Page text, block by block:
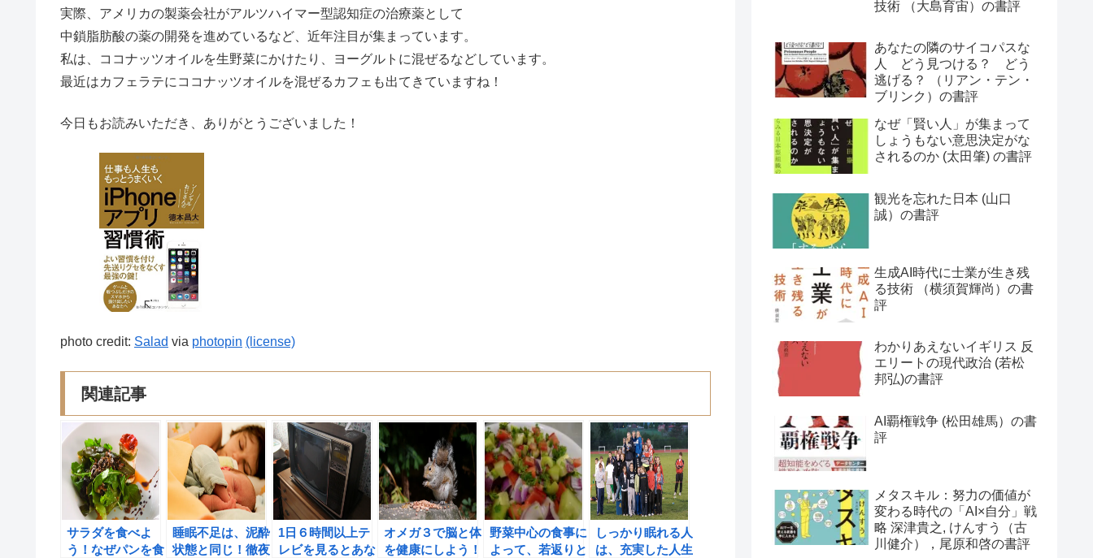
実際、アメリカの製薬会社がアルツハイマー型認知症の治療薬として
中鎖脂肪酸の薬の開発を進めているなど、近年注目が集まっています。
私は、ココナッツオイルを生野菜にかけたり、ヨーグルトに混ぜるなどしています。
最近はカフェラテにココナッツオイルを混ぜるカフェも出てきていますね！
今日もお読みいただき、ありがとうございました！
photo credit: Salad via photopin (license)
関連記事
サラダを食べよ
う！なぜパンを食
睡眠不足は、泥酔
状態と同じ！徹夜
1日６時間以上テ
レビを見るとあな
オメガ３で脳と体
を健康にしよう！
野菜中心の食事に
よって、若返りと
しっかり眠れる人
は、充実した人生
技術 （大島育宙）の書評
あなたの隣のサイコパスな
人 どう見つける？ どう
逃げる？ （リアン・テン・
ブリンク）の書評
なぜ「賢い人」が集まって
しょうもない意思決定がな
されるのか (太田肇) の書評
観光を忘れた日本 (山口
誠）の書評
生成AI時代に士業が生き残
る技術 （横須賀輝尚）の書
評
わかりあえないイギリス 反
エリートの現代政治 (若松
邦弘)の書評
AI覇権戦争 (松田雄馬）の書
評
メタスキル：努力の価値が
変わる時代の「AI×自分」戦
略 深津貴之, けんすう（古
川健介），尾原和啓の書評